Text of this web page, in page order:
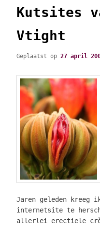
Kutsites
Vtight
Geplaatst op27 april
Jaren geleden kreeg
internetsite te
allerlei erectiele